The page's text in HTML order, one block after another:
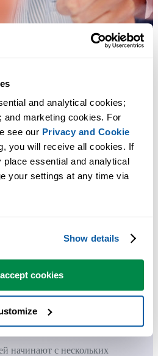
and analytical cookies;
and marketing cookies. For
see our Privacy and Cookie
you will receive all cookies. If
place essential and analytical
your settings at any time via
Show details
cookies
которых многим пользователям
Обучение не требуется.
начинают с нескольких